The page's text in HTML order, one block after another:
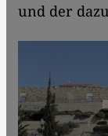
und der